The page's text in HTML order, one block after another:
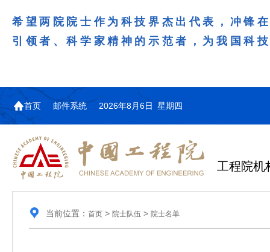
希望两院院士作为科技界杰出代表，冲锋
引领者、科学家精神的示范者，为我国科
首页 邮件系统 2026年8月6日 星期四
工程院机
当前位置： 首页> 院士队伍 > 院士名单